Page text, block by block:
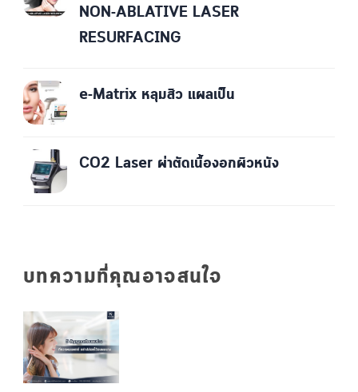
NON-ABLATIVE LASER
RESURFACING
e-Matrix หลุมสิว แผลเป็น
CO2 Laser ผ่าตัดเนื้องอกผิวหนัง
บทความที่คุณอาจสนใจ